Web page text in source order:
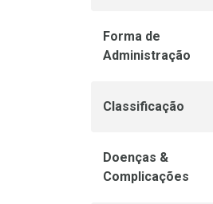
Forma de
Administração
Classificação
Doenças &
Complicações